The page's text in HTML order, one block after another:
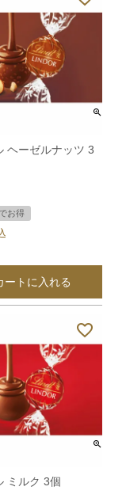
ヘーゼルナッツ 3
お得
ートに入れる
ミルク 3個